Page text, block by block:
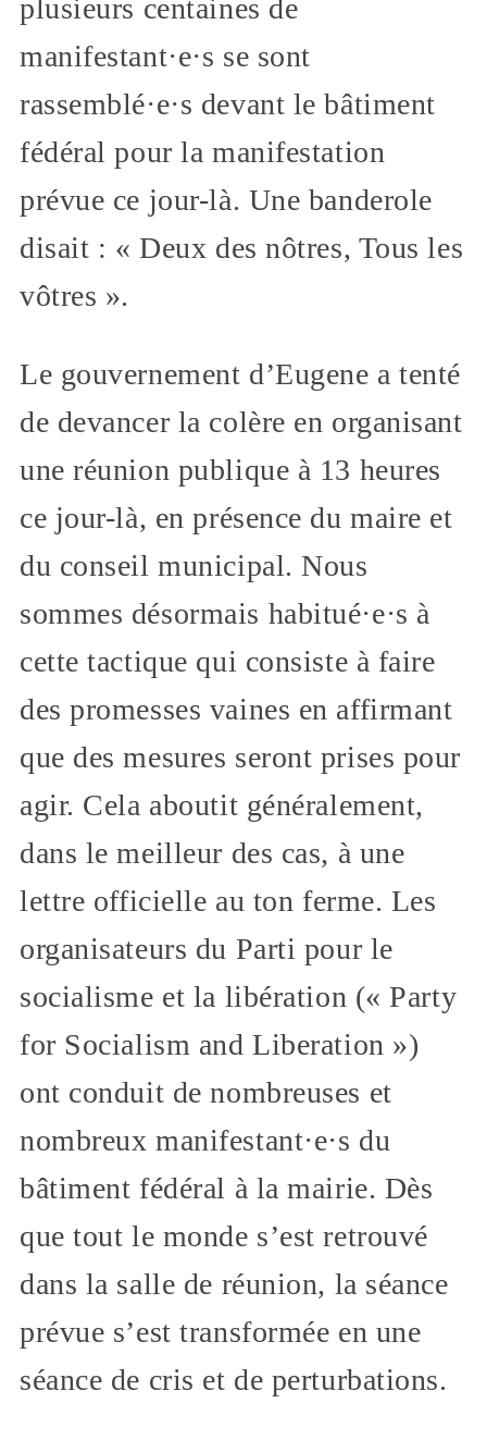
plusieurs centaines de
manifestant·e·s se sont
rassemblé·e·s devant le bâtiment
fédéral pour la manifestation
prévue ce jour-là. Une banderole
disait : « Deux des nôtres, Tous les
vôtres ».
Le gouvernement d’Eugene a tenté
de devancer la colère en organisant
une réunion publique à 13 heures
ce jour-là, en présence du maire et
du conseil municipal. Nous
sommes désormais habitué·e·s à
cette tactique qui consiste à faire
des promesses vaines en affirmant
que des mesures seront prises pour
agir. Cela aboutit généralement,
dans le meilleur des cas, à une
lettre officielle au ton ferme. Les
organisateurs du Parti pour le
socialisme et la libération (« Party
for Socialism and Liberation »)
ont conduit de nombreuses et
nombreux manifestant·e·s du
bâtiment fédéral à la mairie. Dès
que tout le monde s’est retrouvé
dans la salle de réunion, la séance
prévue s’est transformée en une
séance de cris et de perturbations.